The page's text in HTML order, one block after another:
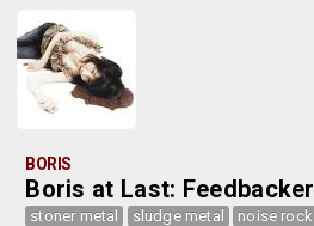
BORIS
Boris at Last: Feedbacker
stoner metal sludge metal noise rock